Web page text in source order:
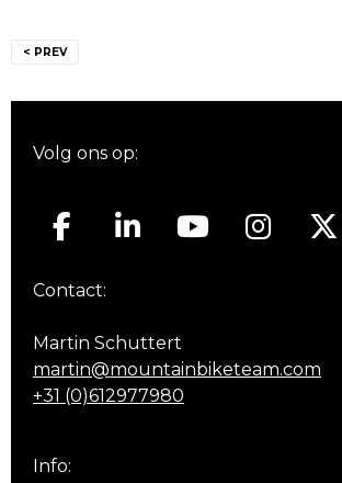
navigatie
< PREV
Volg ons op:
Contact:
Martin Schuttert
martin@mountainbiketeam.com
+31 (0)612977980
Info: